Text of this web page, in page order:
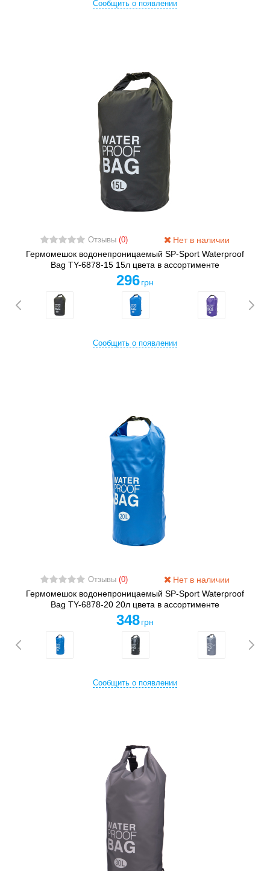
Сообщить о появлении
Отзывы (0)
Нет в наличии
Гермомешок водонепроницаемый SP-Sport Waterproof
Bag TY-6878-15 15л цвета в ассортименте
296 грн
Сообщить о появлении
Отзывы (0)
Нет в наличии
Гермомешок водонепроницаемый SP-Sport Waterproof
Bag TY-6878-20 20л цвета в ассортименте
348 грн
Сообщить о появлении